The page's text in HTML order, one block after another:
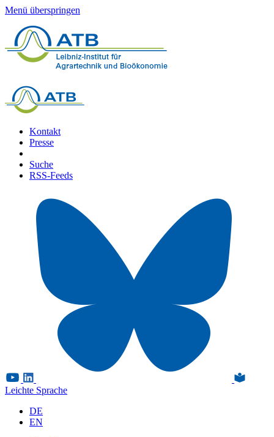
Menü überspringen
Kontakt
Presse
Suche
RSS-Feeds
Leichte Sprache
DE
EN